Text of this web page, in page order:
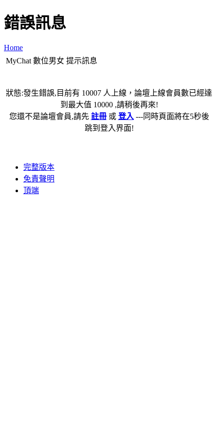
錯誤訊息
Home
MyChat 數位男女 提示訊息
狀態:發生錯誤,目前有 10007 人上線，論壇上線會員數已經達
到最大值 10000 ,請稍後再來!
您還不是論壇會員,請先 註冊或 登入 ---同時頁面將在5秒後
跳到登入界面!
完整版本
免責聲明
頂端